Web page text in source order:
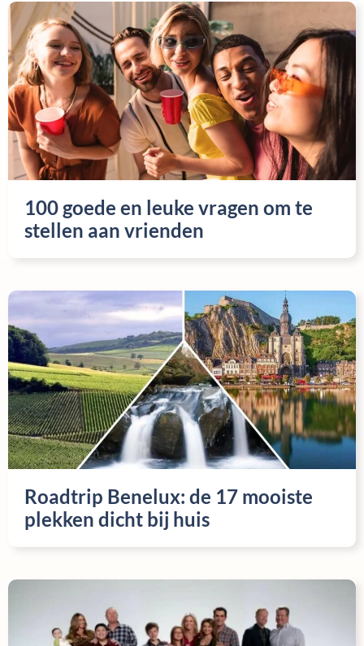
100 goede en leuke vragen om te
stellen aan vrienden
Roadtrip Benelux: de 17 mooiste
plekken dicht bij huis